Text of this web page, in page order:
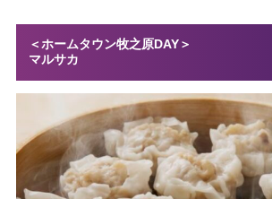
＜ホームタウン牧之原DAY＞
マルサカ